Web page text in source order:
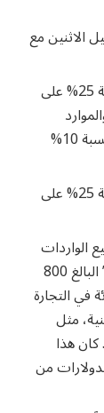
الاثنين مع
ستفرض الولايات المتحدة رسوماً جمركية بنسبة 25% على
الطاقوية الأخرى، حيث ستُفرض عليها رسوم بنسبة 10%
ستفرض الولايات المتحدة رسوماً جمركية بنسبة 25% على
10% على جميع الواردات
الصينية، مع إلغاء استثناء “الحد الأدنى المعفى” البالغ 800
في التجارة
مثل
هذا
من